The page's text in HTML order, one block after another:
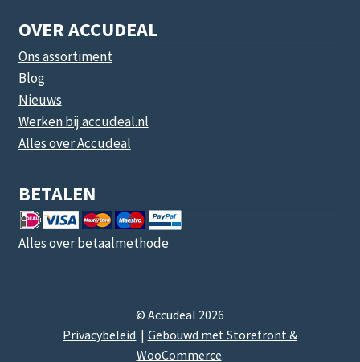
OVER ACCUDEAL
Ons assortiment
Blog
Nieuws
Werken bij accudeal.nl
Alles over Accudeal
BETALEN
Alles over betaalmethode
© Accudeal 2026
Privacybeleid
Gebouwd met Storefront &
WooCommerce.